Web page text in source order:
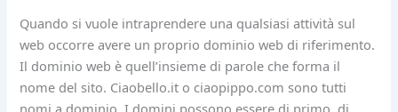
Quando si vuole intraprendere una qualsiasi attività sul
web occorre avere un proprio dominio web di riferimento.
Il dominio web è quell’insieme di parole che forma il
nome del sito. Ciaobello.it o ciaopippo.com sono tutti
nomi a dominio. I domini possono essere di primo, di